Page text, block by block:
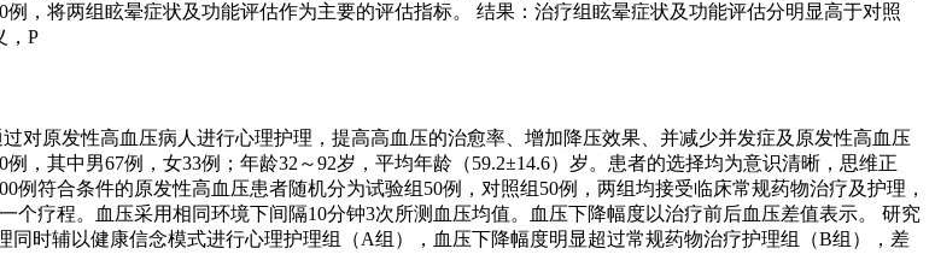
，将两组眩晕症状及功能评估作为主要的评估指标。 结果：治疗组眩晕症状及功能评估分明显高于对照
，P
对原发性高血压病人进行心理护理，提高高血压的治愈率、增加降压效果、并减少并发症及原发性高血压
，其中男67例，女33例；年龄32～92岁，平均年龄（59.2±14.6）岁。患者的选择均为意识清晰，思维正
符合条件的原发性高血压患者随机分为试验组50例，对照组50例，两组均接受临床常规药物治疗及护理，
疗程。血压采用相同环境下间隔10分钟3次所测血压均值。血压下降幅度以治疗前后血压差值表示。 研究
时辅以健康信念模式进行心理护理组（A组），血压下降幅度明显超过常规药物治疗护理组（B组），差